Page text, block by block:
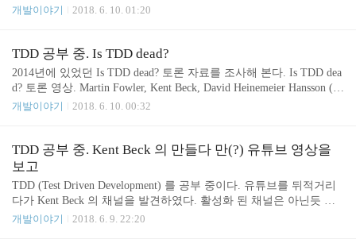
으로 단위 테스팅 프레임워크 작성. xUnit 예제 3부. 테스트 주도 개
1부 화폐 예제 1장 다중 통화를 지원하는 Money 객체 2장 타락한 객
체 3장 모두를 위한 평등 4장 프라이버시 5장 솔직히 말하자면 6장
돌아온 &#39;모두를 위한 평등&#39; 7장 사과와 오렌지 8장 객체 만
들기 9장 우리가 사는 시간(times) 10장 흥미로운 시간 11장 모든 악
의 근원 12장 드디어, 더하기 13장 진짜로..
개발이야기 2018. 6. 10. 01:20
TDD 공부 중. Is TDD dead?
2014년에 있었던 Is TDD dead? 토론 자료를 조사해 본다. Is TDD dea
d? 토론 영상. Martin Fowler, Kent Beck, David Heinemeier Hansson (D
HH) TW Hangouts | Is TDD dead? 2014.05.09 2014.05.09 에 Hangout
되지 않았는데, 한글 자막 제작에 기여 하고 싶다면 http://amara.org/
v/HD4F/ 에서 손쉽게 참여 할 수 있다. 영상은 한편으로 끝나지 않고
몇차례 더 진행 된다. TW Hangouts | Is TDD ..
개발이야기 2018. 6. 10. 00:32
TDD 공부 중. Kent Beck 의 만들다 만(?) 유튜브 영상을
보고
TDD (Test Driven Development) 를 공부 중이다. 유튜브를 뒤적거리
다가 Kent Beck 의 채널을 발견하였다. 활성화 된 채널은 아닌듯 하
다. TDD 와 관련된 영상은 하나가 공개 되어 있는 것으로 보인다. 이
개발이야기 2018. 6. 9. 22:20